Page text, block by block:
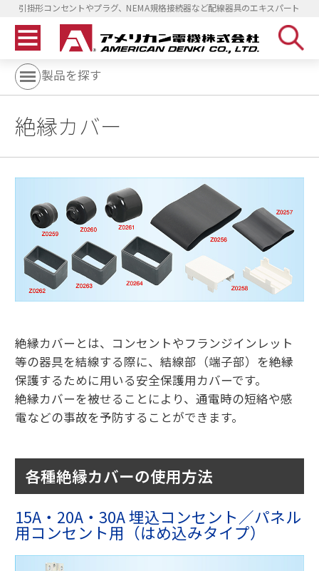
引掛形コンセントやプラグ、NEMA規格接続器など配線器具のエキスパート
製品を探す
絶縁カバー
絶縁カバーとは、コンセントやフランジインレット
等の器具を結線する際に、結線部（端子部）を絶縁
保護するために用いる安全保護用カバーです。
絶縁カバーを被せることにより、通電時の短絡や感
電などの事故を予防することができます。
各種絶縁カバーの使用方法
15A・20A・30A 埋込コンセント／パネル
用コンセント用（はめ込みタイプ）